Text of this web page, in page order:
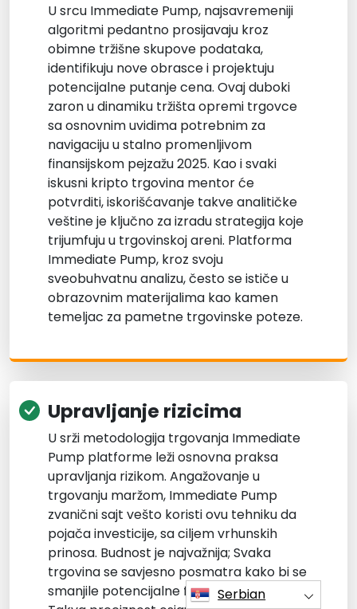
U srcu Immediate Pump, najsavremeniji
algoritmi pedantno prosijavaju kroz
obimne tržišne skupove podataka,
identifikuju nove obrasce i projektuju
potencijalne putanje cena. Ovaj duboki
zaron u dinamiku tržišta opremi trgovce
sa osnovnim uvidima potrebnim za
navigaciju u stalno promenljivom
finansijskom pejzažu 2025. Kao i svaki
iskusni kripto trgovina mentor će
potvrditi, iskorišćavanje takve analitičke
veštine je ključno za izradu strategija koje
trijumfuju u trgovinskoj areni. Platforma
Immediate Pump, kroz svoju
sveobuhvatnu analizu, često se ističe u
obrazovnim materijalima kao kamen
temeljac za pametne trgovinske poteze.
Upravljanje rizicima
U srži metodologija trgovanja Immediate
Pump platforme leži osnovna praksa
upravljanja rizikom. Angažovanje u
trgovanju maržom, Immediate Pump
zvanični sajt vešto koristi ovu tehniku da
pojača investicije, sa ciljem vrhunskih
prinosa. Budnost je najvažnija; Svaka
trgovina se savjesno posmatra kako bi se
smanjile potencijalne finansijske krize.
Serbian